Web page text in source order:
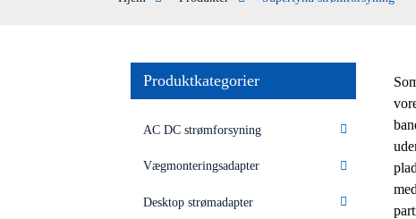
Produktkategorier
AC DC strømforsyning
Vægmonteringsadapter
Desktop strømadapter